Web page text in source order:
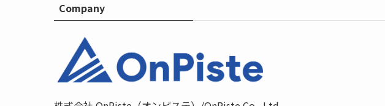
Company